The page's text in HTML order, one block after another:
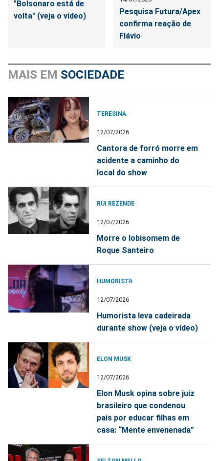
"Bolsonaro está de
volta" (veja o vídeo)
Pesquisa Futura/Apex
confirma reação de
Flávio
MAIS EM SOCIEDADE
TERESINA
12/07/2026
Cantora de forró morre em
acidente a caminho do
local do show
RUI REZENDE
12/07/2026
Morre o lobisomem de
Roque Santeiro
HUMORISTA
12/07/2026
Humorista leva cadeirada
durante show (veja o vídeo)
ELON MUSK
12/07/2026
Elon Musk opina sobre juiz
brasileiro que condenou
pais por educar filhas em
casa: “Mente envenenada”